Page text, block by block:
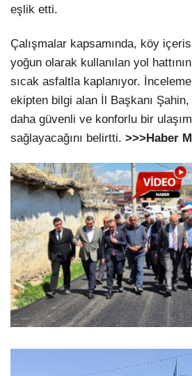
eşlik etti.
​Çalışmalar kapsamında, köy
yoğun olarak kullanılan yol
sıcak asfaltla kaplanıyor.
ekipten bilgi alan İl Başkanı Şahin,
daha güvenli ve konforlu bir
sağlayacağını belirtti. >>>Haber